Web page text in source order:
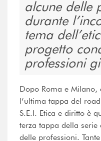
alcune delle
durante
tema
progetto
professioni
Dopo Roma e
l’ultima tappa del
S.E.I. Etica e diritto è
terza tappa della serie
delle professioni.